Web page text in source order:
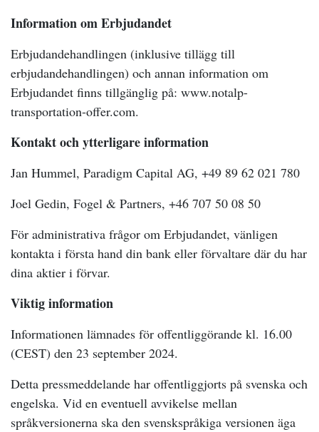
Information om Erbjudandet
Erbjudandehandlingen (inklusive tillägg till
erbjudandehandlingen) och annan information om
Erbjudandet finns tillgänglig på: www.notalp-
transportation-offer.com.
Kontakt och ytterligare information
Jan Hummel, Paradigm Capital AG, +49 89 62 021 780
Joel Gedin, Fogel & Partners, +46 707 50 08 50
För administrativa frågor om Erbjudandet, vänligen
kontakta i första hand din bank eller förvaltare där du har
dina aktier i förvar.
Viktig information
Informationen lämnades för offentliggörande kl. 16.00
(CEST) den 23 september 2024.
Detta pressmeddelande har offentliggjorts på svenska och
engelska. Vid en eventuell avvikelse mellan
språkversionerna ska den svenskspråkiga versionen äga